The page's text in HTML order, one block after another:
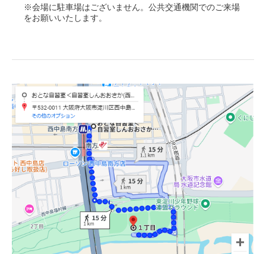
※会場に駐車場はございません。公共交通機関でのご来場
をお願いいたします。